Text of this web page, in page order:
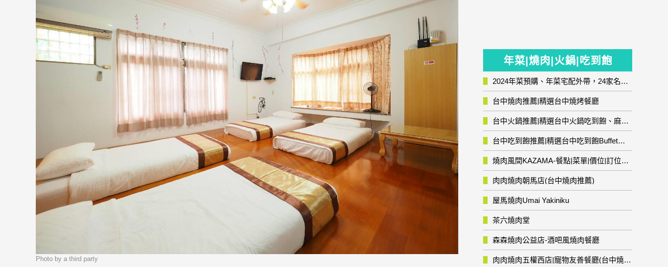
Photo by a third party
年菜|燒肉|火鍋|吃到飽
2024年菜預購、年菜宅配外帶，24家名店年菜推薦整理，圍爐輕鬆上菜團圓趣
台中燒肉推薦|精選台中燒烤餐廳
台中火鍋推薦|精選台中火鍋吃到飽、麻辣鍋、鴛鴦鍋、石頭火鍋、酸菜白肉鍋、海鮮鍋、燒酒雞、麻油雞、壽喜燒等熱門人氣火鍋店!
台中吃到飽推薦|精選台中吃到飽Buffet自助餐廳
燒肉風間KAZAMA-餐點|菜單|價位|訂位資訊
肉肉燒肉朝馬店(台中燒肉推薦)
屋馬燒肉Umai Yakiniku
茶六燒肉堂
森森燒肉公益店-酒吧風燒肉餐廳
肉肉燒肉五權西店|寵物友善餐廳(台中燒肉推薦)